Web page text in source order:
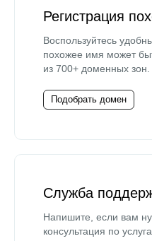
Регистрация
Воспользуйтесь
похожее имя может
из 700+ доменных зон.
Подобрать домен
Служба
Напишите, если вам
консультация по